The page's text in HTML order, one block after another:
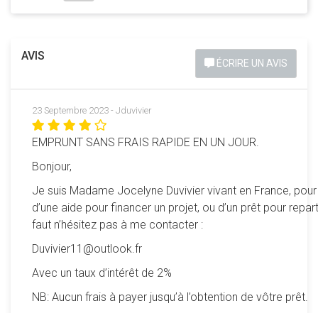
AVIS
ÉCRIRE UN AVIS
23 Septembre 2023 - Jduvivier
EMPRUNT SANS FRAIS RAPIDE EN UN JOUR.
Bonjour,
Je suis Madame Jocelyne Duvivier vivant en France,
d’une aide pour financer un projet, ou d’un prêt pour
faut n’hésitez pas à me contacter :
Duvivier11@outlook.fr
Avec un taux d’intérêt de 2%
NB: Aucun frais à payer jusqu’à l’obtention de vôtre prêt.